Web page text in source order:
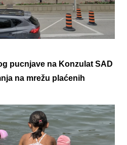
pucnjave na Konzulat SAD
na mrežu plaćenih